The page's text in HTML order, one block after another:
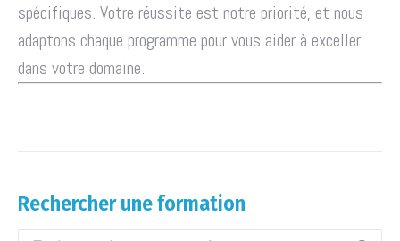
spécifiques. Votre réussite est notre priorité, et nous
adaptons chaque programme pour vous aider à exceller
dans votre domaine.
Rechercher une formation